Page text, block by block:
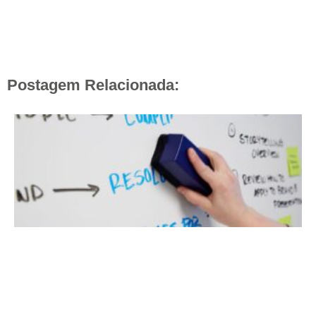
Postagem Relacionada: